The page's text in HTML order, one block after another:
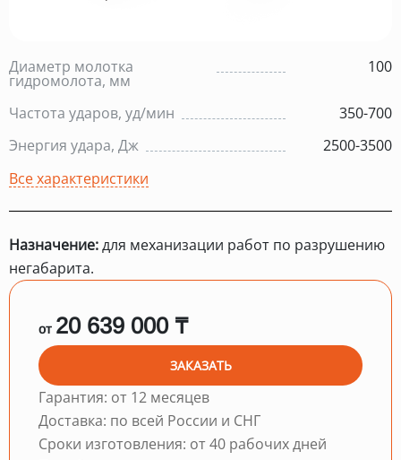
Диаметр молотка
гидромолота, мм
100
Частота ударов, уд/мин
350-700
Энергия удара, Дж
2500-3500
Все характеристики
Назначение:для механизации работ по разрушению
негабарита.
от 20 639 000 ₸
ЗАКАЗАТЬ
Гарантия: от 12 месяцев
Доставка: по всей России и СНГ
Сроки изготовления: от 40 рабочих дней